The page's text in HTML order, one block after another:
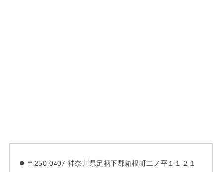
〒250-0407 神奈川県足柄下郡箱根町二ノ平１１２１